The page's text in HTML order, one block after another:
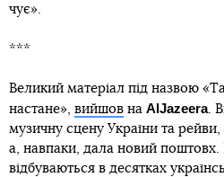
чує».
***
Великий матеріал під назвою
настане», вийшов на AlJazeera.
музичну сцену України та
а, навпаки, дала новий поштовх.
відбуваються в десятках